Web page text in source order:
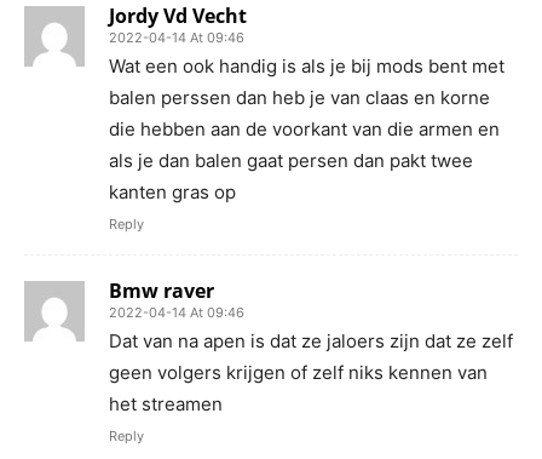
Jordy Vd Vecht
2022-04-14 At 09:46
Wat een ook handig is als je bij mods bent met
balen perssen dan heb je van claas en korne
die hebben aan de voorkant van die armen en
als je dan balen gaat persen dan pakt twee
kanten gras op
Reply
Bmw raver
2022-04-14 At 09:46
Dat van na apen is dat ze jaloers zijn dat ze zelf
geen volgers krijgen of zelf niks kennen van
het streamen
Reply